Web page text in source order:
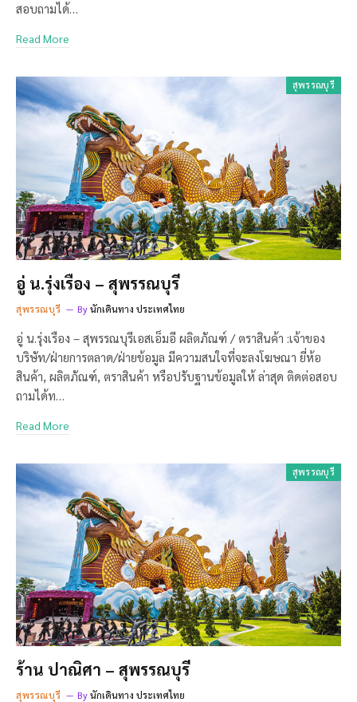
สอบถามได้…
Read More
สุพรรณบุรี
อู่ น.รุ่งเรือง – สุพรรณบุรี
สุพรรณบุรี By นักเดินทาง ประเทศไทย
อู่ น.รุ่งเรือง – สุพรรณบุรีเอสเอ็มอี ผลิตภัณฑ์ / ตราสินค้า :เจ้าของ
บริษัท/ฝ่ายการตลาด/ฝ่ายข้อมูล มีความสนใจที่จะลงโฆษณา ยี่ห้อ
สินค้า, ผลิตภัณฑ์, ตราสินค้า หรือปรับฐานข้อมูลให้ ล่าสุด ติดต่อสอบ
ถามได้ท…
Read More
สุพรรณบุรี
ร้าน ปาณิศา – สุพรรณบุรี
สุพรรณบุรี By นักเดินทาง ประเทศไทย